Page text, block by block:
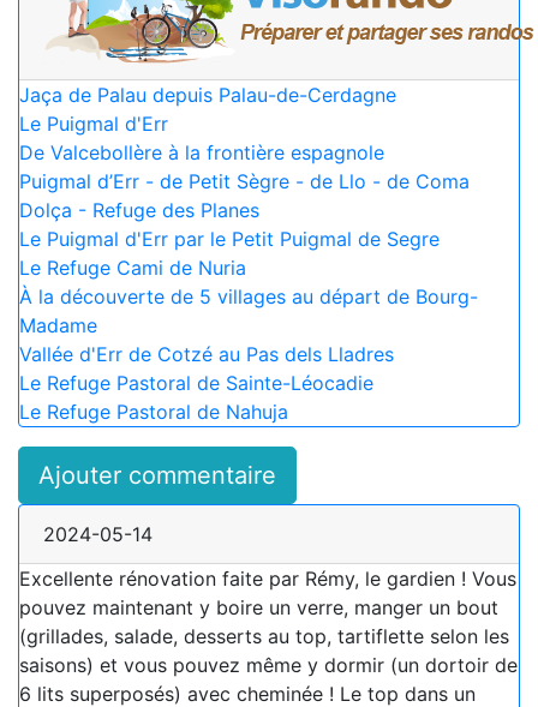
Jaça de Palau depuis Palau-de-Cerdagne
Le Puigmal d'Err
De Valcebollère à la frontière espagnole
Puigmal d’Err - de Petit Sègre - de Llo - de Coma
Dolça - Refuge des Planes
Le Puigmal d'Err par le Petit Puigmal de Segre
Le Refuge Cami de Nuria
À la découverte de 5 villages au départ de Bourg-
Madame
Vallée d'Err de Cotzé au Pas dels Lladres
Le Refuge Pastoral de Sainte-Léocadie
Le Refuge Pastoral de Nahuja
Ajouter commentaire
2024-05-14
Excellente rénovation faite par Rémy, le gardien ! Vous
pouvez maintenant y boire un verre, manger un bout
(grillades, salade, desserts au top, tartiflette selon les
saisons) et vous pouvez même y dormir (un dortoir de
6 lits superposés) avec cheminée ! Le top dans un